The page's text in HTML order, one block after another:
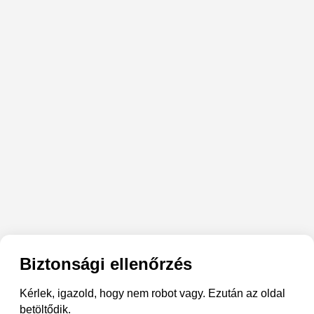
Biztonsági ellenőrzés
Kérlek, igazold, hogy nem robot vagy. Ezután az oldal
betöltődik.